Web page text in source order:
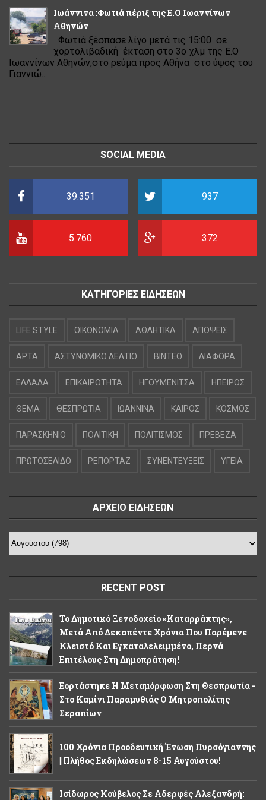
Ιωάννινα :Φωτιά πέριξ της Ε.Ο Ιωαννίνων
Αθηνών
Φωτιά ξέσπασε λίγο μετά τις 15:00 σε
χορτολιβαδική έκταση στο 3ο χλμ της Ε.Ο
Ιωαννίνων Αθηνών,στο ρεύμα προς Αθήνα στο ύψος του
Γιαννιώ...
SOCIAL MEDIA
39.351 937
5.760 372
ΚΑΤΗΓΟΡΙΕΣ ΕΙΔΗΣΕΩΝ
LIFE STYLE OIKONOMIA ΑΘΛΗΤΙΚΑ ΑΠΟΨΕΙΣ
ΑΡΤΑ ΑΣΤΥΝΟΜΙΚΟ ΔΕΛΤΙΟ ΒΙΝΤΕΟ ΔΙΑΦΟΡΑ
ΕΛΛΑΔΑ ΕΠΙΚΑΙΡΟΤΗΤΑ ΗΓΟΥΜΕΝΙΤΣΑ ΗΠΕΙΡΟΣ
ΘΕΜΑ ΘΕΣΠΡΩΤΙΑ ΙΩΑΝΝΙΝΑ ΚΑΙΡΟΣ ΚΟΣΜΟΣ
ΠΑΡΑΣΚΗΝΙΟ ΠΟΛΙΤΙΚΗ ΠΟΛΙΤΙΣΜΟΣ ΠΡΕΒΕΖΑ
ΠΡΩΤΟΣΕΛΙΔΟ ΡΕΠΟΡΤΑΖ ΣΥΝΕΝΤΕΥΞΕΙΣ ΥΓΕΙΑ
ΑΡΧΕΙΟ ΕΙΔΗΣΕΩΝ
RECENT POST
Το Δημοτικό Ξενοδοχείο «Καταρράκτης»,
Μετά Από Δεκαπέντε Χρόνια Που Παρέμενε
Κλειστό Και Εγκαταλελειμμένο, Περνά
Επιτέλους Στη Δημοπράτηση!
Εορτάστηκε Η Μεταμόρφωση Στη Θεσπρωτία -
Στο Καμίνι Παραμυθιάς Ο Μητροπολίτης
Σεραπίων
100 Χρόνια Προοδευτική Ένωση Πυρσόγιαννης
||Πλήθος Εκδηλώσεων 8-15 Αυγούστου!
Ισίδωρος Κούβελος Σε Αδερφές Αλεξανδρή: